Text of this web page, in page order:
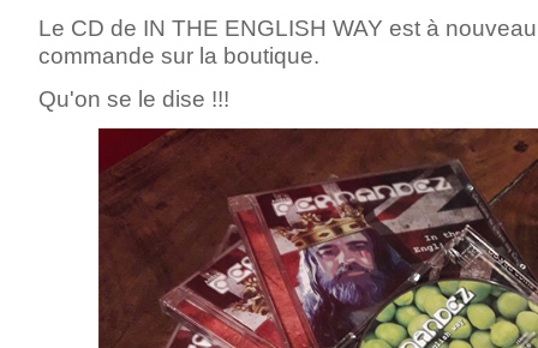
Le CD de IN THE ENGLISH WAY est à
commande sur la boutique.
Qu'on se le dise !!!